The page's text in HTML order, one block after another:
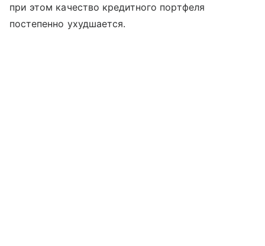
при этом качество кредитного портфеля
постепенно ухудшается.